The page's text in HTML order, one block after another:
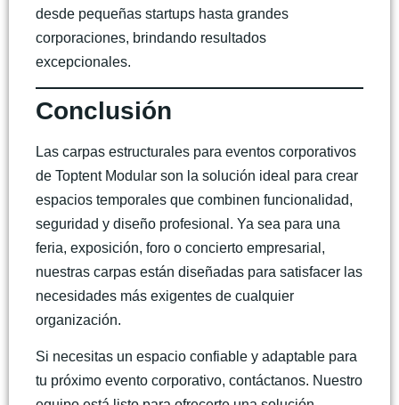
desde pequeñas startups hasta grandes
corporaciones, brindando resultados
excepcionales.
Conclusión
Lascarpas estructurales para eventos corporativos
de Toptent Modular son la solución ideal para crear
espacios temporales que combinen funcionalidad,
seguridad y diseño profesional. Ya sea para una
feria, exposición, foro o concierto empresarial,
nuestras carpas están diseñadas para satisfacer las
necesidades más exigentes de cualquier
organización.
Si necesitas un espacio confiable y adaptable para
tu próximo evento corporativo, contáctanos. Nuestro